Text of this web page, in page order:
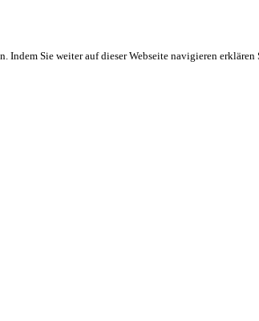
Sie weiter auf dieser Webseite navigieren